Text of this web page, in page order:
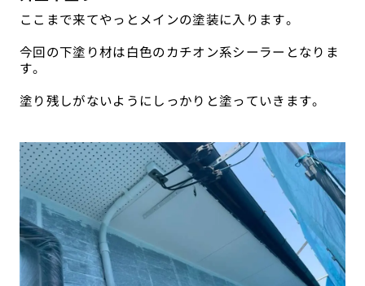
ここまで来てやっとメインの塗装に入ります。
今回の下塗り材は白色のカチオン系シーラーとなりま
す。
塗り残しがないようにしっかりと塗っていきます。